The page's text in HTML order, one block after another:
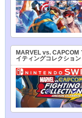
MARVEL vs. CAPCOM
イティングコレクション